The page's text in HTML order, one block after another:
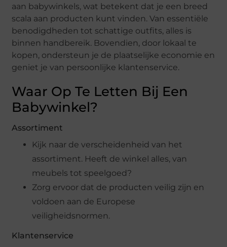
aan babywinkels, wat betekent dat je een breed
scala aan producten kunt vinden. Van essentiële
benodigdheden tot schattige outfits, alles is
binnen handbereik. Bovendien, door lokaal te
kopen, ondersteun je de plaatselijke economie en
geniet je van persoonlijke klantenservice.
Waar Op Te Letten Bij Een
Babywinkel?
Assortiment
Kijk naar de verscheidenheid van het
assortiment. Heeft de winkel alles, van
meubels tot speelgoed?
Zorg ervoor dat de producten veilig zijn en
voldoen aan de Europese
veiligheidsnormen.
Klantenservice